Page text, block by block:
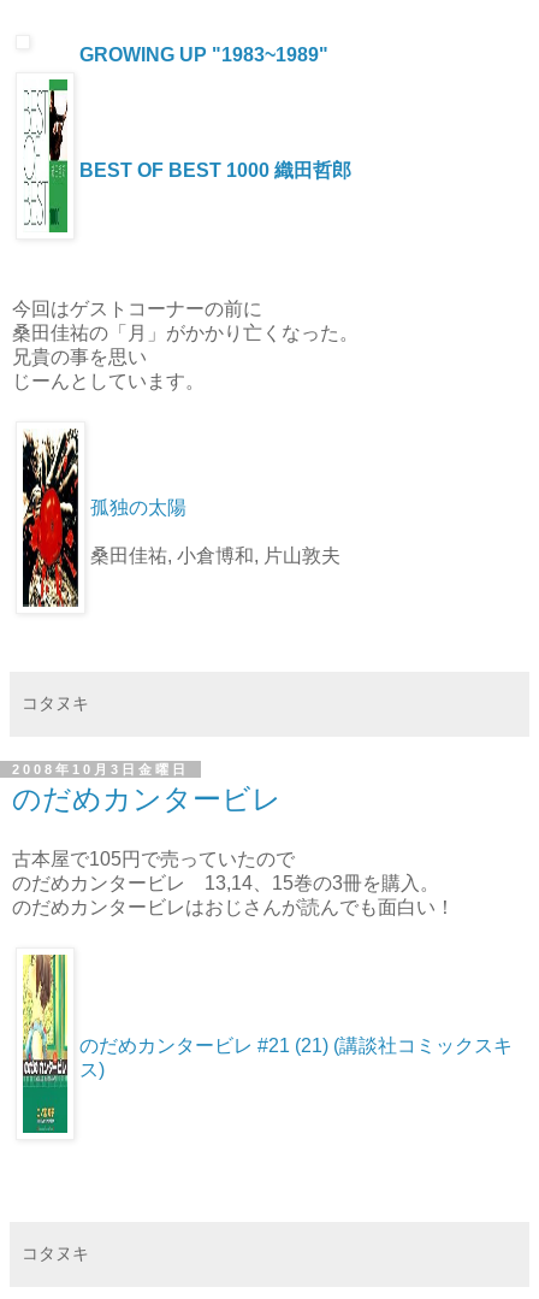
GROWING UP "1983~1989"
BEST OF BEST 1000 織田哲郎
今回はゲストコーナーの前に
桑田佳祐の「月」がかかり亡くなった。
兄貴の事を思い
じーんとしています。
孤独の太陽
桑田佳祐, 小倉博和, 片山敦夫
コタヌキ
2008年10月3日金曜日
のだめカンタービレ
古本屋で105円で売っていたので
のだめカンタービレ 13,14、15巻の3冊を購入。
のだめカンタービレはおじさんが読んでも面白い！
のだめカンタービレ #21 (21) (講談社コミックスキ
ス)
コタヌキ